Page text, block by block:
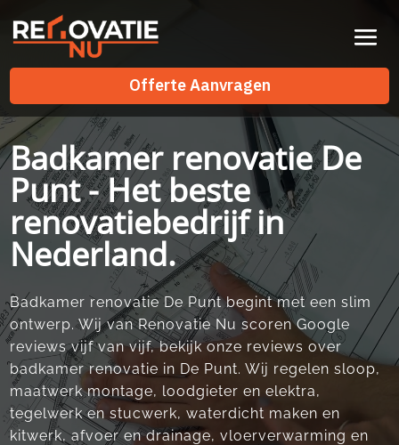
Offerte Aanvragen
Offerte Aanvragen
Badkamer renovatie De
Punt - Het beste
renovatiebedrijf in
Nederland.
Badkamer renovatie De Punt begint met een slim
ontwerp. Wij van Renovatie Nu scoren Google
reviews vijf van vijf, bekijk onze reviews over
badkamer renovatie in De Punt. Wij regelen sloop,
maatwerk montage, loodgieter en elektra,
tegelwerk en stucwerk, waterdicht maken en
kitwerk, afvoer en drainage, vloerverwarming en